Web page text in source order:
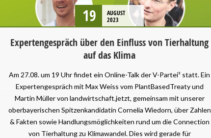
19
AUGUST
2023
Expertengespräch über den Einfluss von Tierhaltung
auf das Klima
Am 27.08. um 19 Uhr findet ein Online-Talk der V-Partei³ statt. Ein
Expertengespräch mit Max Weiss vom PlantBasedTreaty und
Martin Müller von landwirtschaft.jetzt, gemeinsam mit unserer
oberbayerischen Spitzenkandidatin Cornelia Wiedorn, über Zahlen
& Fakten sowie Handlungsmöglichkeiten rund um die Connection
von Tierhaltung zu Klimawandel. Dies wird gerade für